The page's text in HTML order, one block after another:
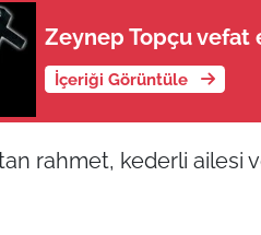
Zeynep Topçu vefat
İçeriği Görüntüle
rahmet, kederli ailesi